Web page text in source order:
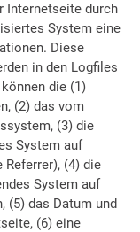
Internetseite durch
System eine
Diese
in den Logfiles
die (1)
(2) das vom
(3) die
System auf
(4) die
System auf
(5) das Datum und
(6) eine